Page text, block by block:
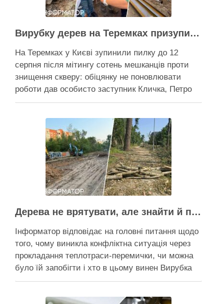
Активісти району
Вирубку дерев на Теремках призупинили після приїзду заступника Кличка – почався діалог
На Теремках у Києві зупинили пилку до 12
серпня після мітингу сотень мешканців проти
знищення скверу: обіцянку не поновлювати
роботи дав особисто заступник Кличка, Петро
Пантелеєв, що прибув налагодити комунікацію
чи вдасться зберегти ту частину озеленення,
що лишилася, – поки невідомо На Теремках у …
Активісти району
Дерева не врятувати, але знайти й покарати винних треба – головні питання і висновки з конфлікту на Теремках
Інформатор відповідає на головні питання щодо
того, чому виникла конфліктна ситуація через
прокладання теплотраси-перемички, чи можна
було їй запобігти і хто в цьому винен Вирубка
дерев триває, почали й прокладати теплотрасу